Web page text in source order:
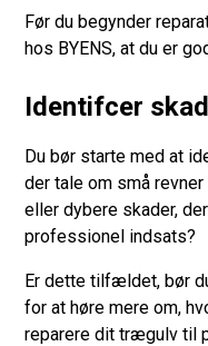
Før du begynder
hos BYENS, at du er
Identifcer
Du bør starte med at
der tale om små
eller dybere skader,
professionel indsats?
Er dette tilfældet, bør
for at høre mere om,
reparere dit trægulv til